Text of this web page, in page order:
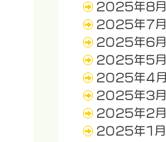
2025年8月
2025年7月
2025年6月
2025年5月
2025年4月
2025年3月
2025年2月
2025年1月